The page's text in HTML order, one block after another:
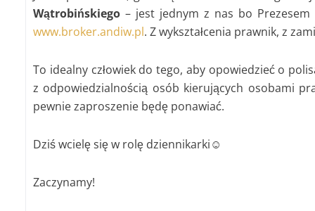
Wątrobińskiego – jest jednym z nas bo Prezesem
www.broker.andiw.pl. Z wykształcenia prawnik, z
To idealny człowiek do tego, aby opowiedzieć o
z odpowiedzialnością osób kierujących osobami
pewnie zaproszenie będę ponawiać.
Dziś wcielę się w rolę dziennikarki☺
Zaczynamy!